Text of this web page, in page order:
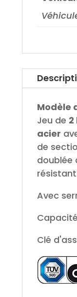
Modèle
Jeu de
acier
de
doublée
Avec
Clé